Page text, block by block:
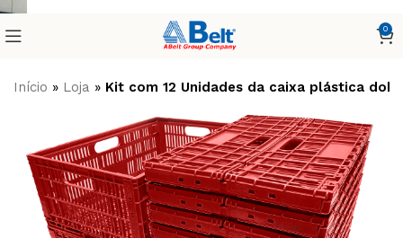
0
Início » Loja » Kit com 12 Unidades da caixa plástica